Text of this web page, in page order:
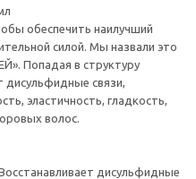
обеспечить наилучший
силой. Мы назвали это
Попадая в структуру
дисульфидные связи,
эластичность, гладкость,
волос.
дисульфидные